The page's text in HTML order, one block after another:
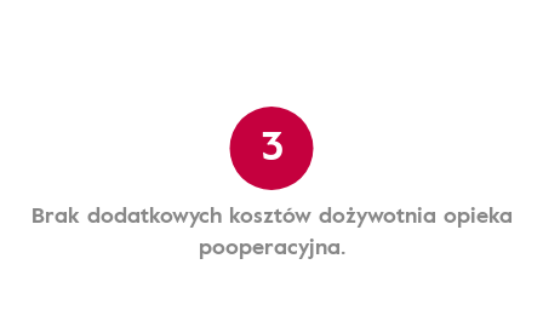
3
Brak dodatkowych kosztów dożywotnia opieka
pooperacyjna.